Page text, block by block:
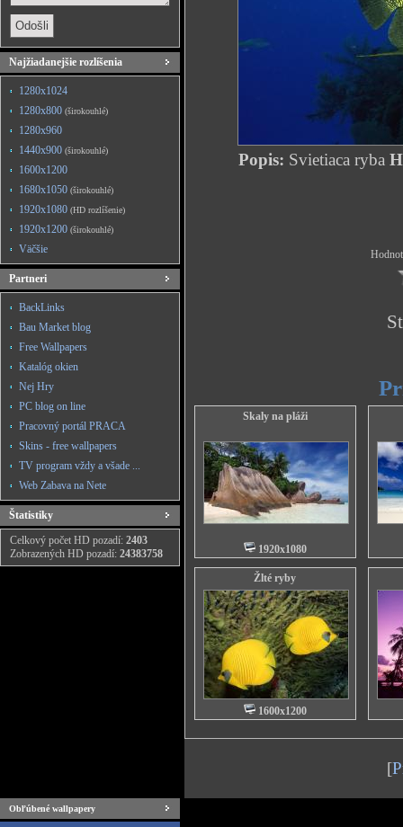
Najžiadanejšie rozlíšenia
1280x1024
1280x800 (širokouhlé)
1280x960
1440x900 (širokouhlé)
1600x1200
1680x1050 (širokouhlé)
1920x1080 (HD rozlíšenie)
1920x1200 (širokouhlé)
Väčšie
Partneri
BackLinks
Bau Market blog
Free Wallpapers
Katalóg okien
Nej Hry
PC blog on line
Pracovný portál PRACA
Skins - free wallpapers
TV program vždy a všade ...
Web Zabava na Nete
Štatistiky
Celkový počet HD pozadí: 2403
Zobrazených HD pozadí: 24383758
Popis: Svietiaca ryba
Skaly na pláži
1920x1080
Žlté ryby
1600x1200
[
Obľúbené wallpapery